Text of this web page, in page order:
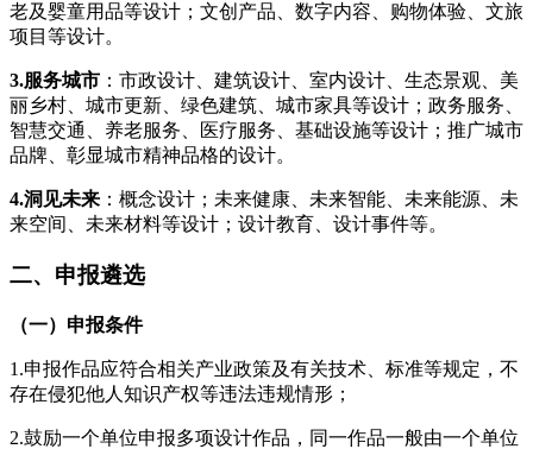
老及婴童用品等设计；文创产品、数字内容、购物体验、文旅
项目等设计。
3.服务城市 ：市政设计、建筑设计、室内设计、生态景观、美
丽乡村、城市更新、绿色建筑、城市家具等设计；政务服务、
智慧交通、养老服务、医疗服务、基础设施等设计；推广城市
品牌、彰显城市精神品格的设计。
4.洞见未来 ：概念设计；未来健康、未来智能、未来能源、未
来空间、未来材料等设计；设计教育、设计事件等。
二、申报遴选
（一）申报条件
1.申报作品应符合相关产业政策及有关技术、标准等规定，不
存在侵犯他人知识产权等违法违规情形；
2.鼓励一个单位申报多项设计作品，同一作品一般由一个单位